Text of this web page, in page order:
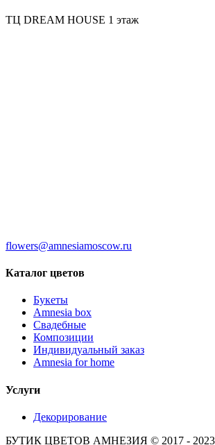
ТЦ DREAM HOUSE 1 этаж
flowers@amnesiamoscow.ru
Каталог цветов
Букеты
Amnesia box
Свадебные
Композиции
Индивидуальный заказ
Amnesia for home
Услуги
Декорирование
БУТИК ЦВЕТОВ АМНЕЗИЯ © 2017 - 2023